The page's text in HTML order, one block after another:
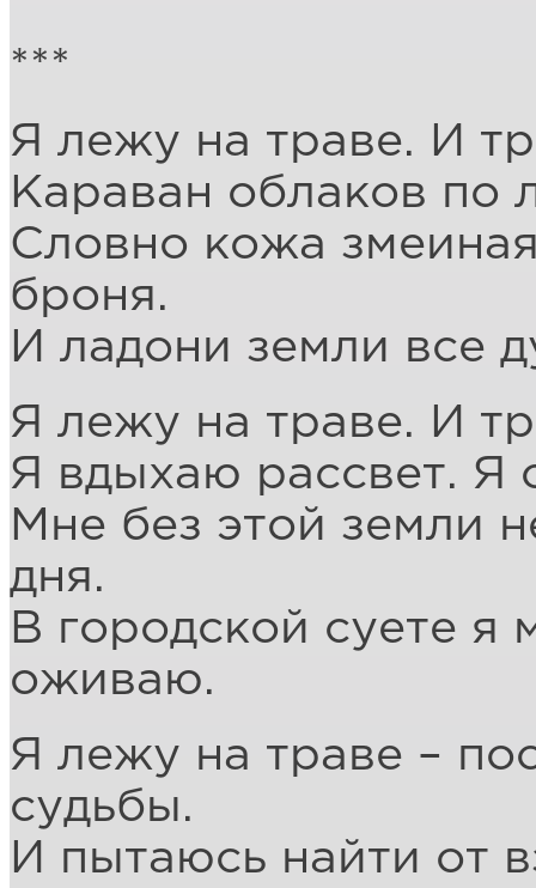
***
Я лежу на траве. И
Караван облаков по
Словно кожа
броня.
И ладони земли все
Я лежу на траве. И
Я вдыхаю рассвет. Я
Мне без этой земли
дня.
В городской суете я
оживаю.
Я лежу на траве –
судьбы.
И пытаюсь найти от